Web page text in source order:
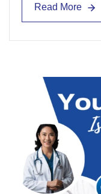
Read More
Read More